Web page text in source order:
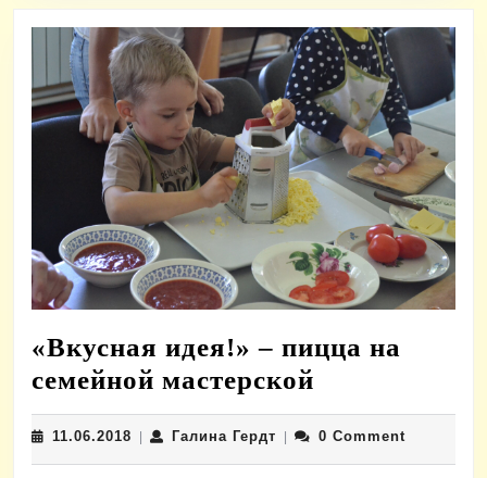
«Вкусная идея!» – пицца на
семейной мастерской
идея!»
–
11.06.2018 11.06.2018
| Галина ГердтГалина
| 0 Comment